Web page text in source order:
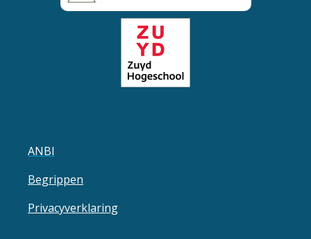
ANBI
Begrippen
Privacyverklaring